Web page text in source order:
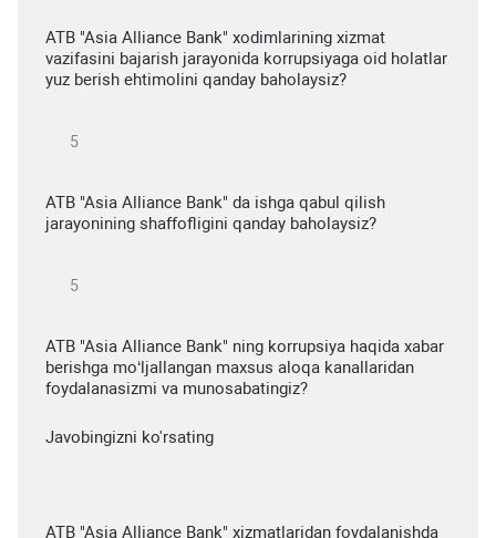
ATB "Asia Alliance Bank" xodimlarining xizmat
vazifasini bajarish jarayonida korrupsiyaga oid holatlar
yuz berish ehtimolini qanday baholaysiz?
ATB "Asia Alliance Bank" da ishga qabul qilish
jarayonining shaffofligini qanday baholaysiz?
ATB "Asia Alliance Bank" ning korrupsiya haqida xabar
berishga mo‘ljallangan maxsus aloqa kanallaridan
foydalanasizmi va munosabatingiz?
Javobingizni ko'rsating
ATB "Asia Alliance Bank" xizmatlaridan foydalanishda